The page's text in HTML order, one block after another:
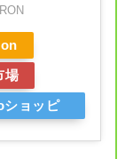
場
ショッピ